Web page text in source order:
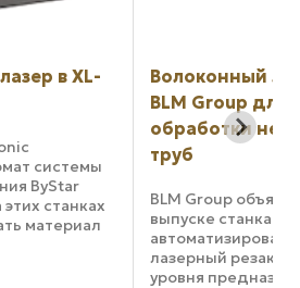
в XL-
системы
ByStar
станках
материал
Волоконный
BLM Group для
обработки
труб
BLM Group
выпуске станка LT5.
лазерный резак
уровня